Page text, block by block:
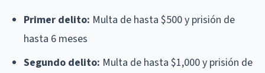
Primer delito: Multa de hasta $500 y prisión de
hasta 6 meses
Segundo delito: Multa de hasta $1,000 y prisión de